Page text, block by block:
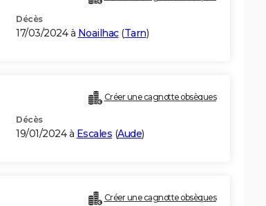
Décès
17/03/2024 à Noailhac(Tarn)
Créer une cagnotte obsèques
Décès
19/01/2024 à Escales (Aude)
Créer une cagnotte obsèques